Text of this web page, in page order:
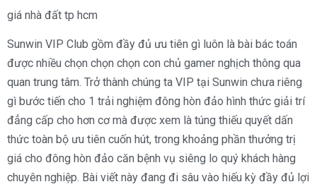
giá nhà đất tp hcm
Sunwin VIP Club gồm đầy đủ ưu tiên gì luôn là bài bác toán
được nhiều chọn chọn chọn con chủ gamer nghịch thông qua
quan trung tâm. Trở thành chúng ta VIP tại Sunwin chưa riêng
gì bước tiến cho 1 trải nghiệm đông hòn đảo hình thức giải trí
đẳng cấp cho hơn cơ mà được xem là túng thiếu quyết dấn
thức toàn bộ ưu tiên cuốn hút, trong khoảng phần thưởng trị
giá cho đông hòn đảo căn bệnh vụ siêng lo quý khách hàng
chuyên nghiệp. Bài viết này đang đi sâu vào hiếu kỳ đầy đủ lợi